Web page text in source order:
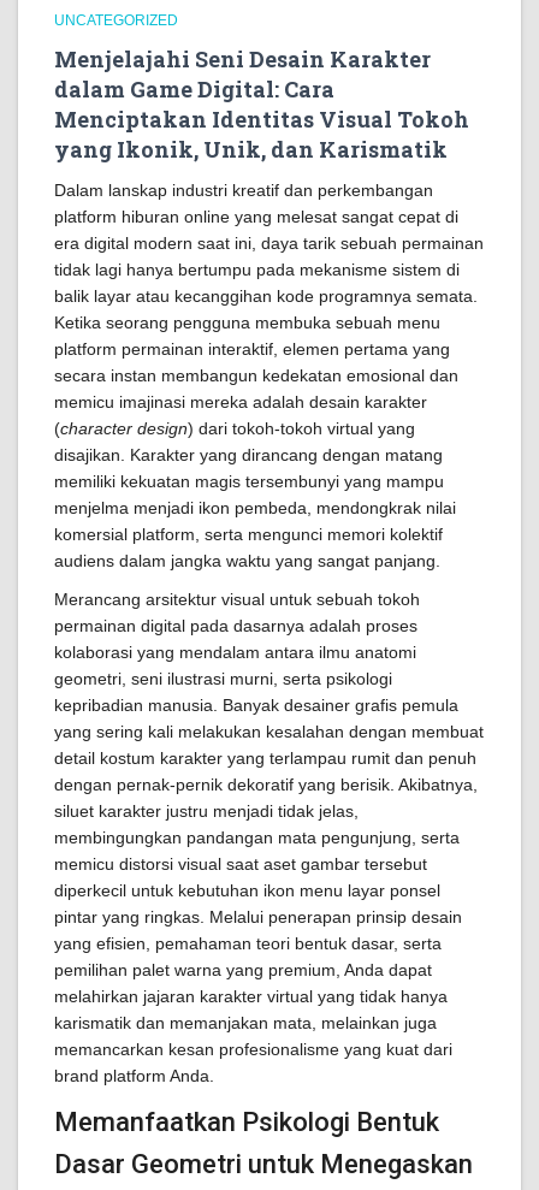
UNCATEGORIZED
Menjelajahi Seni Desain Karakter
dalam Game Digital: Cara
Menciptakan Identitas Visual Tokoh
yang Ikonik, Unik, dan Karismatik
Dalam lanskap industri kreatif dan perkembangan
platform hiburan online yang melesat sangat cepat di
era digital modern saat ini, daya tarik sebuah permainan
tidak lagi hanya bertumpu pada mekanisme sistem di
balik layar atau kecanggihan kode programnya semata.
Ketika seorang pengguna membuka sebuah menu
platform permainan interaktif, elemen pertama yang
secara instan membangun kedekatan emosional dan
memicu imajinasi mereka adalah desain karakter
(character design) dari tokoh-tokoh virtual yang
disajikan. Karakter yang dirancang dengan matang
memiliki kekuatan magis tersembunyi yang mampu
menjelma menjadi ikon pembeda, mendongkrak nilai
komersial platform, serta mengunci memori kolektif
audiens dalam jangka waktu yang sangat panjang.
Merancang arsitektur visual untuk sebuah tokoh
permainan digital pada dasarnya adalah proses
kolaborasi yang mendalam antara ilmu anatomi
geometri, seni ilustrasi murni, serta psikologi
kepribadian manusia. Banyak desainer grafis pemula
yang sering kali melakukan kesalahan dengan membuat
detail kostum karakter yang terlampau rumit dan penuh
dengan pernak-pernik dekoratif yang berisik. Akibatnya,
siluet karakter justru menjadi tidak jelas,
membingungkan pandangan mata pengunjung, serta
memicu distorsi visual saat aset gambar tersebut
diperkecil untuk kebutuhan ikon menu layar ponsel
pintar yang ringkas. Melalui penerapan prinsip desain
yang efisien, pemahaman teori bentuk dasar, serta
pemilihan palet warna yang premium, Anda dapat
melahirkan jajaran karakter virtual yang tidak hanya
karismatik dan memanjakan mata, melainkan juga
memancarkan kesan profesionalisme yang kuat dari
brand platform Anda.
Memanfaatkan Psikologi Bentuk
Dasar Geometri untuk Menegaskan